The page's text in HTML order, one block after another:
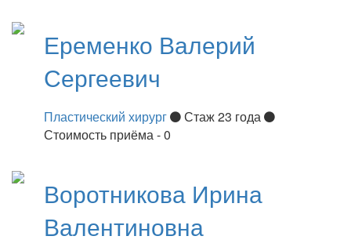
Еременко Валерий
Сергеевич
Пластический хирург
Стаж 23 года
Стоимость приёма - 0
Воротникова Ирина
Валентиновна